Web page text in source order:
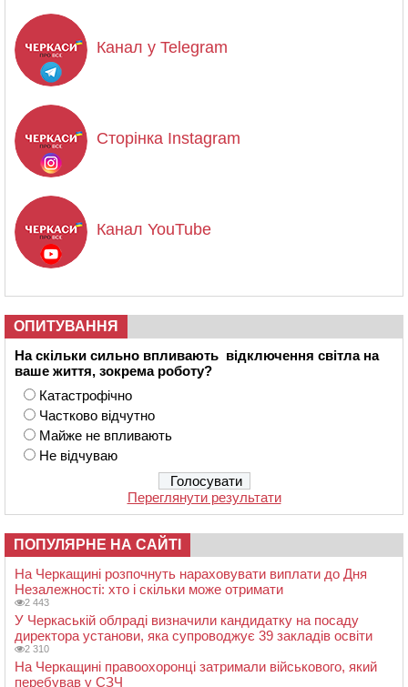
Канал у Telegram
Сторінка Instagram
Канал YouTube
ОПИТУВАННЯ
На скільки сильно впливають відключення світла на
ваше життя, зокрема роботу?
Катастрофічно
Частково відчутно
Майже не впливають
Не відчуваю
Переглянути результати
ПОПУЛЯРНЕ НА САЙТІ
На Черкащині розпочнуть нараховувати виплати до Дня
Незалежності: хто і скільки може отримати
2 443
У Черкаській облраді визначили кандидатку на посаду
директора установи, яка супроводжує 39 закладів освіти
2 310
На Черкащині правоохоронці затримали військового, який
перебував у СЗЧ